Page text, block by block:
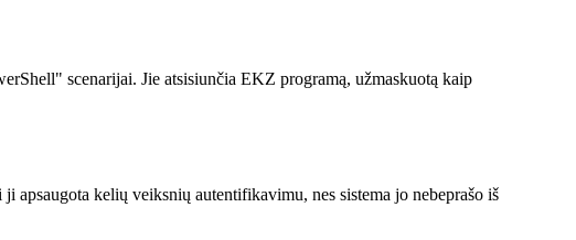
scenarijai. Jie atsisiunčia EKZ programą, užmaskuotą kaip
kelių veiksnių autentifikavimu, nes sistema jo nebeprašo iš